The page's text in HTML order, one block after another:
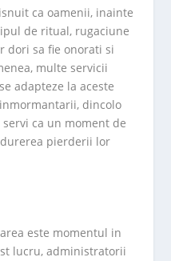
ca oamenii, inainte
de ritual, rugaciune
dori sa fie onorati si
multe servicii
adapteze la aceste
dincolo
ca un moment de
pierderii lor
este momentul in
lucru, administratorii